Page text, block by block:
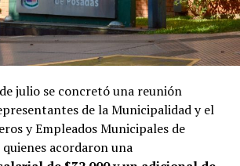
que la Oficina de Empleo funciona
de Empleo y Formación, que
la Oficina de Datos de la Municipalidad
marco, señaló que el área desarrolla
julio se concretó una reunión
de la Municipalidad y el
y Empleados Municipales de
quienes acordaron una